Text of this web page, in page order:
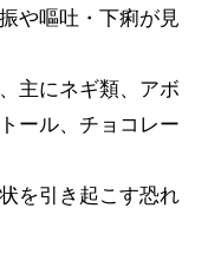
や嘔吐・下痢が見
主にネギ類、アボ
ール、チョコレー
を引き起こす恐れ